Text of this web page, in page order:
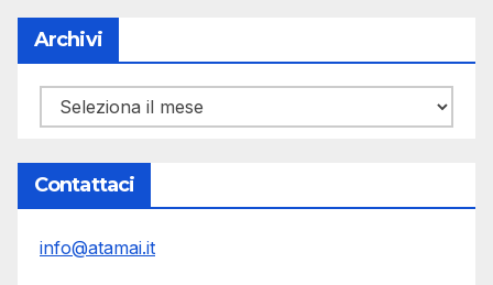
Archivi
Archivi
Contattaci
info@atamai.it